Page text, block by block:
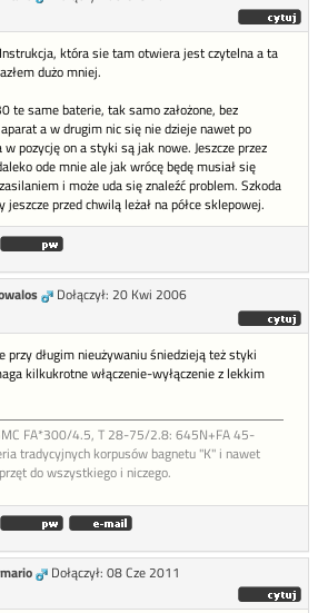
która sie tam otwiera jest czytelna a ta
dużo mniej.
te same baterie, tak samo założone, bez
a w drugim nic się nie dzieje nawet po
w pozycję on a styki są jak nowe. Jeszcze przez
ode mnie ale jak wrócę będę musiał się
i może uda się znaleźć problem. Szkoda
przed chwilą leżał na półce sklepowej.
Dołączył: 20 Kwi 2006
przy długim nieużywaniu śniedzieją też styki
kilkukrotne włączenie-wyłączenie z lekkim
FA*300/4.5, T 28-75/2.8: 645N+FA 45-
tradycyjnych korpusów bagnetu "K" i nawet
do wszystkiego i niczego.
Dołączył: 08 Cze 2011